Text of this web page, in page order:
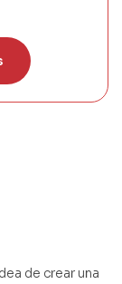
de crear una